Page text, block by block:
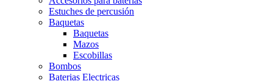
Estuches de percusión
Baquetas
Baquetas
Mazos
Escobillas
Bombos
Baterias Electricas